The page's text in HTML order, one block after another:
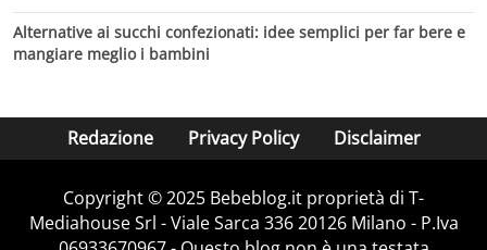
Alternative ai succhi confezionati: idee semplici per far bere e
mangiare meglio i bambini
Redazione Privacy Policy Disclaimer
Copyright © 2025 Bebeblog.it proprietà di T-
Mediahouse Srl - Viale Sarca 336 20126 Milano - P.Iva